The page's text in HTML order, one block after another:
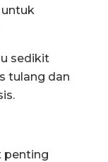
sedikit
tulang dan
penting